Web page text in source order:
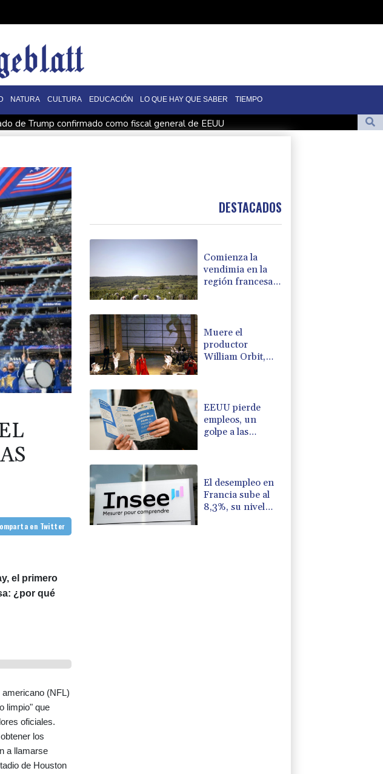
NATURA CULTURA EDUCACIÓN LO QUE HAY QUE SABER TIEMPO
de Trump confirmado como fiscal general de EEUU
fronterizos a Italia en medio de crisis por migrantes
en la presidencia de Colombia
en Twitter
el primero
¿por qué
(NFL)
limpio" que
oficiales.
los
a llamarse
de Houston
DESTACADOS
Comienza la
vendimia en la
región francesa
Muere el
productor
William Orbit,
EEUU pierde
empleos, un
golpe a las
El desempleo en
Francia sube al
8,3%, su nivel